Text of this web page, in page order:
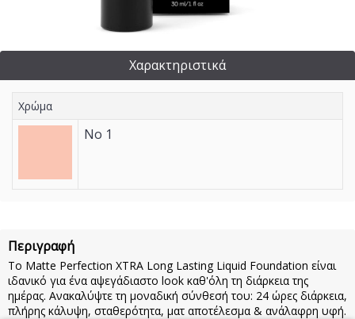
Χαρακτηριστικά
Χρώμα
No 1
Περιγραφή
To Matte Perfection XTRA Long Lasting Liquid Foundation είναι
ιδανικό για ένα αψεγάδιαστο look καθ'όλη τη διάρκεια της
ημέρας. Ανακαλύψτε τη μοναδική σύνθεσή του: 24 ώρες διάρκεια,
πλήρης κάλυψη, σταθερότητα, ματ αποτέλεσμα & ανάλαφρη υφή.